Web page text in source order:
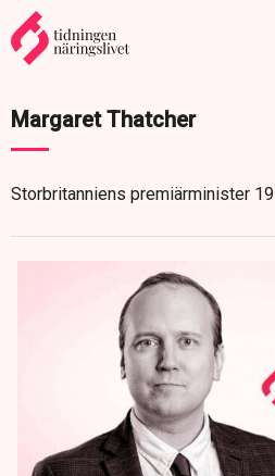
Margaret Thatcher
Storbritanniens premiärminister